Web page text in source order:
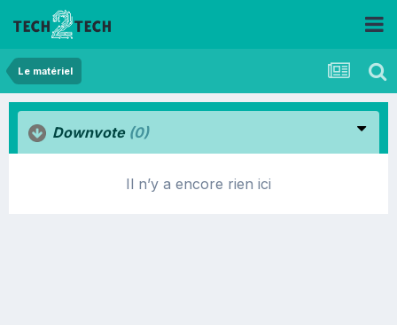
Le matériel
Downvote (0)
Il n’y a encore rien ici